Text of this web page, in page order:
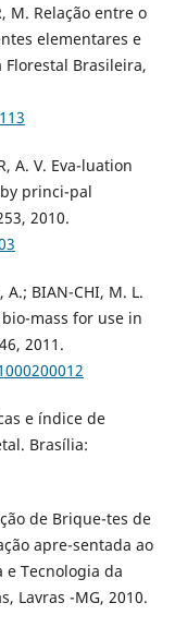
M. Relação entre o
elementares e
Brasileira,
A. V. Eva-luation
princi-pal
2010.
A.; BIAN-CHI, M. L.
mass for use in
2011.
e índice de
Brasília:
de Brique-tes de
apre-sentada ao
e Tecnologia da
Lavras -MG, 2010.